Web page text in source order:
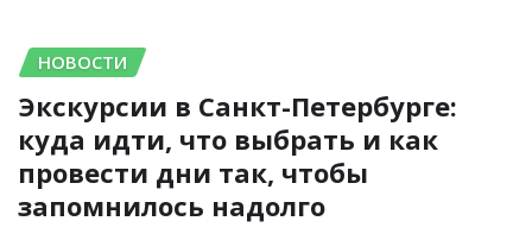
НОВОСТИ
Экскурсии в Санкт-Петербурге:
куда идти, что выбрать и как
провести дни так, чтобы
запомнилось надолго